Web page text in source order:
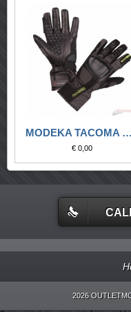
MODEKA TACOMA NERO-GRIGIO SCURO
€ 0,00
2026